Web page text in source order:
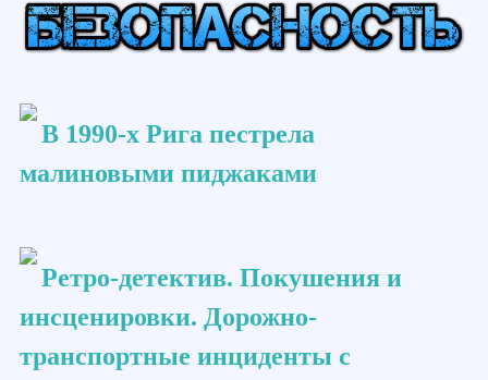
В 1990-х Рига пестрела
малиновыми пиджаками
Ретро-детектив. Покушения и
инсценировки. Дорожно-
транспортные инциденты с